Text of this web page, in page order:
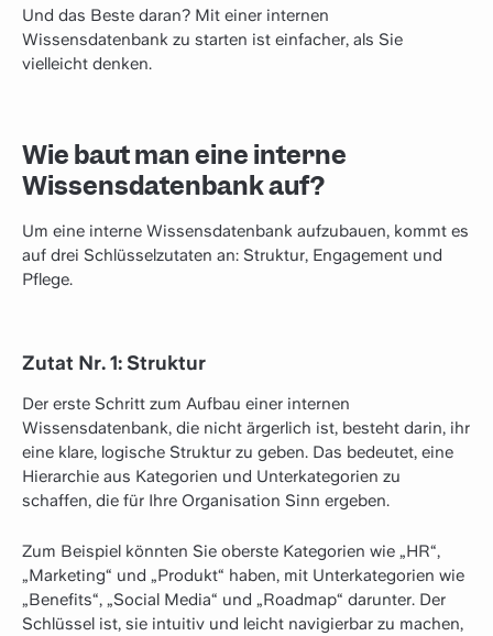
Und das Beste daran? Mit einer internen
Wissensdatenbank zu starten ist einfacher, als Sie
vielleicht denken.
Wie baut man eine interne
Wissensdatenbank auf?
Um eine interne Wissensdatenbank aufzubauen, kommt es
auf drei Schlüsselzutaten an: Struktur, Engagement und
Pflege.
Zutat Nr. 1: Struktur
Der erste Schritt zum Aufbau einer internen
Wissensdatenbank, die nicht ärgerlich ist, besteht darin, ihr
eine klare, logische Struktur zu geben. Das bedeutet, eine
Hierarchie aus Kategorien und Unterkategorien zu
schaffen, die für Ihre Organisation Sinn ergeben.
Zum Beispiel könnten Sie oberste Kategorien wie „HR“,
„Marketing“ und „Produkt“ haben, mit Unterkategorien wie
„Benefits“, „Social Media“ und „Roadmap“ darunter. Der
Schlüssel ist, sie intuitiv und leicht navigierbar zu machen,